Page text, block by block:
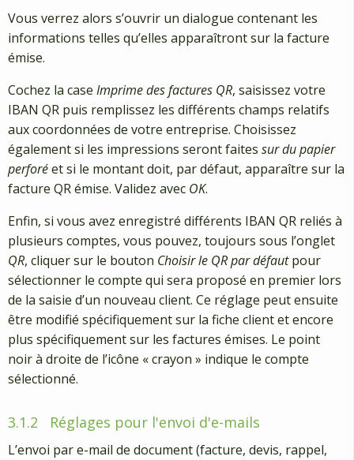
Vous verrez alors s’ouvrir un dialogue contenant les
informations telles qu’elles apparaîtront sur la facture
émise.
Cochez la case Imprime des factures QR, saisissez votre
IBAN QR puis remplissez les différents champs relatifs
aux coordonnées de votre entreprise. Choisissez
également si les impressions seront faites sur du papier
perforéet si le montant doit, par défaut, apparaître sur la
facture QR émise. Validez avec OK.
Enfin, si vous avez enregistré différents IBAN QR reliés à
plusieurs comptes, vous pouvez, toujours sous l’onglet
QR, cliquer sur le bouton Choisir le QR par défautpour
sélectionner le compte qui sera proposé en premier lors
de la saisie d’un nouveau client. Ce réglage peut ensuite
être modifié spécifiquement sur la fiche client et encore
plus spécifiquement sur les factures émises. Le point
noir à droite de l’icône « crayon » indique le compte
sélectionné.
3.1.2 Réglages pour l'envoi d'e-mails
L’envoi par e-mail de document (facture, devis, rappel,